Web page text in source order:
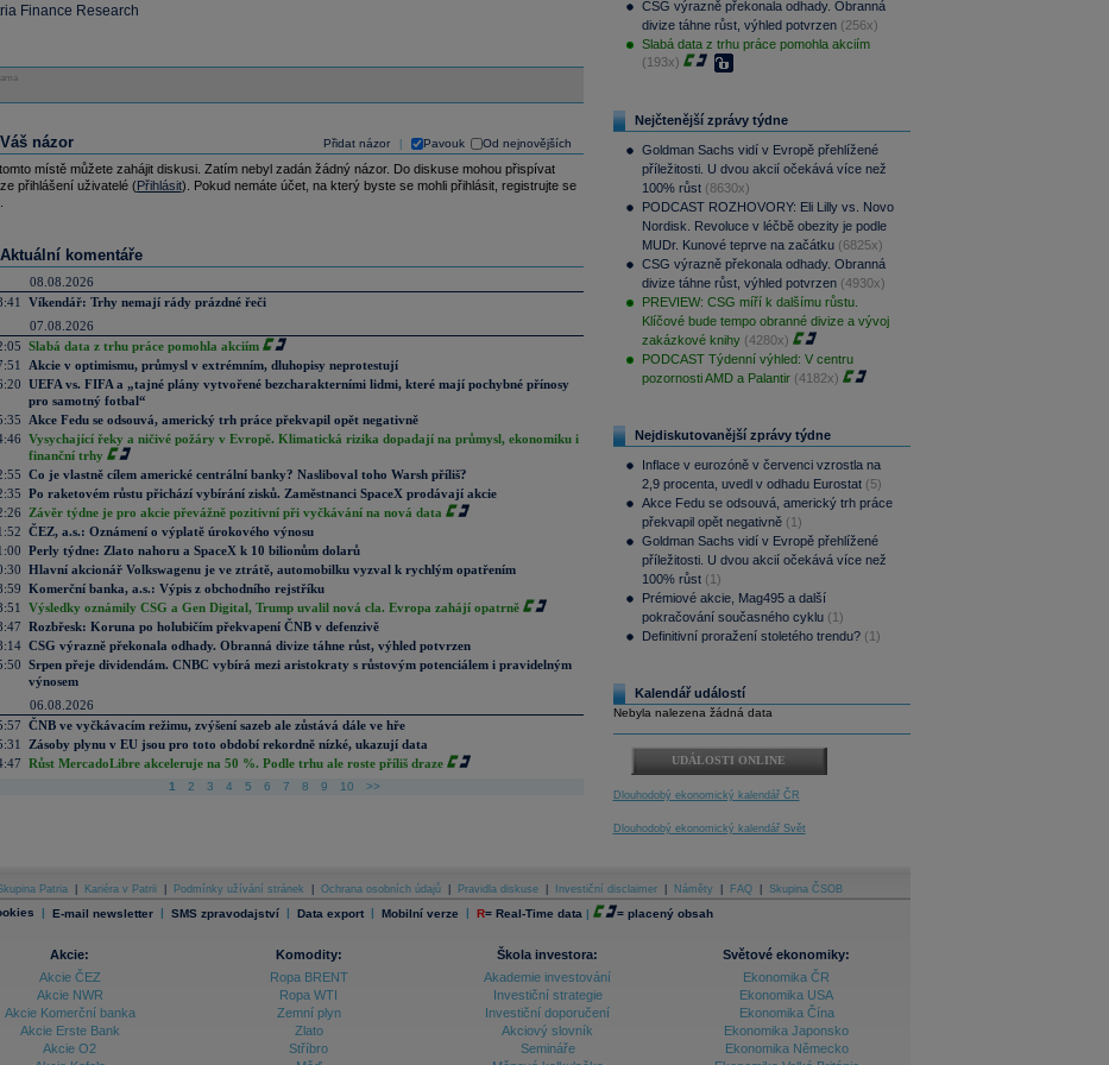
Finance Research
Přidat názor Pavouk Od nejnovějších
Váš názor
místě můžete zahájit diskusi. Zatím nebyl zadán žádný názor. Do diskuse mohou přispívat
přihlášení uživatelé (Přihlásit). Pokud nemáte účet, na který byste se mohli přihlásit, registrujte se
Aktuální komentáře
08.08.2026
Víkendář: Trhy nemají rády prázdné řeči
07.08.2026
Slabá data z trhu práce pomohla akciím
Akcie v optimismu, průmysl v extrémním, dluhopisy neprotestují
UEFA vs. FIFA a „tajné plány vytvořené bezcharakterními lidmi, které mají pochybné přínosy
pro samotný fotbal“
Akce Fedu se odsouvá, americký trh práce překvapil opět negativně
Vysychající řeky a ničivé požáry v Evropě. Klimatická rizika dopadají na průmysl, ekonomiku i
finanční trhy
Co je vlastně cílem americké centrální banky? Nasliboval toho Warsh příliš?
Po raketovém růstu přichází vybírání zisků. Zaměstnanci SpaceX prodávají akcie
Závěr týdne je pro akcie převážně pozitivní při vyčkávání na nová data
ČEZ, a.s.: Oznámení o výplatě úrokového výnosu
Perly týdne: Zlato nahoru a SpaceX k 10 bilionům dolarů
Hlavní akcionář Volkswagenu je ve ztrátě, automobilku vyzval k rychlým opatřením
Komerční banka, a.s.: Výpis z obchodního rejstříku
Výsledky oznámily CSG a Gen Digital, Trump uvalil nová cla. Evropa zahájí opatrně
Rozbřesk: Koruna po holubičím překvapení ČNB v defenzivě
CSG výrazně překonala odhady. Obranná divize táhne růst, výhled potvrzen
Srpen přeje dividendám. CNBC vybírá mezi aristokraty s růstovým potenciálem i pravidelným
výnosem
06.08.2026
ČNB ve vyčkávacím režimu, zvýšení sazeb ale zůstává dále ve hře
Zásoby plynu v EU jsou pro toto období rekordně nízké, ukazují data
Růst MercadoLibre akceleruje na 50 %. Podle trhu ale roste příliš draze
1 2 3 4 5 6 7 8 9 10 >>
CSG výrazně překonala odhady. Obranná
divize táhne růst, výhled potvrzen (256x)
Slabá data z trhu práce pomohla akciím
(193x)
Nejčtenější zprávy týdne
Goldman Sachs vidí v Evropě přehlížené
příležitosti. U dvou akcií očekává více než
100% růst (8630x)
PODCAST ROZHOVORY: Eli Lilly vs. Novo
Nordisk. Revoluce v léčbě obezity je podle
MUDr. Kunové teprve na začátku (6825x)
CSG výrazně překonala odhady. Obranná
divize táhne růst, výhled potvrzen (4930x)
PREVIEW: CSG míří k dalšímu růstu.
Klíčové bude tempo obranné divize a vývoj
zakázkové knihy (4280x)
PODCAST Týdenní výhled: V centru
pozornosti AMD a Palantir (4182x)
Nejdiskutovanější zprávy týdne
Inflace v eurozóně v červenci vzrostla na
2,9 procenta, uvedl v odhadu Eurostat (5)
Akce Fedu se odsouvá, americký trh práce
překvapil opět negativně (1)
Goldman Sachs vidí v Evropě přehlížené
příležitosti. U dvou akcií očekává více než
100% růst (1)
Prémiové akcie, Mag495 a další
pokračování současného cyklu (1)
Definitivní proražení stoletého trendu? (1)
Kalendář událostí
Nebyla nalezena žádná data
UDÁLOSTI ONLINE
Dlouhodobý ekonomický kalendář ČR
Dlouhodobý ekonomický kalendář Svět
Patria Kariéra v Patrii Podmínky užívání stránek Ochrana osobních údajů Pravidla diskuse Investiční disclaimer Náměty FAQ Skupina ČSOB
| E-mail newsletter | SMS zpravodajství | Data export | Mobilní verze | R= Real-Time data | = placený obsah
Akcie:
Akcie ČEZ
Akcie NWR
Akcie Komerční banka
Akcie Erste Bank
Akcie O2
Komodity:
Ropa BRENT
Ropa WTI
Zemní plyn
Zlato
Stříbro
Škola investora:
Akademie investování
Investiční strategie
Investiční doporučení
Akciový slovník
Semináře
Světové ekonomiky:
Ekonomika ČR
Ekonomika USA
Ekonomika Čína
Ekonomika Japonsko
Ekonomika Německo